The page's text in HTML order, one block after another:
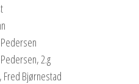
Pedersen
Pedersen, 2.g
Fred Bjørnestad